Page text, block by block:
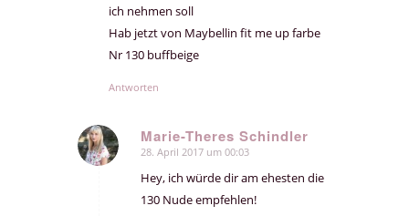
ich nehmen soll
Hab jetzt von Maybellin fit me up farbe
Nr 130 buffbeige
Antworten
Marie-Theres Schindler
sagte:
28. April 2017 um 00:03
Hey, ich würde dir am ehesten die
130 Nude empfehlen!